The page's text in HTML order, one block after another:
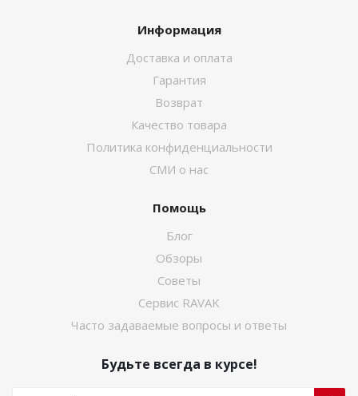
Информация
Доставка и оплата
Гарантия
Возврат
Качество товара
Политика конфиденциальности
СМИ о нас
Помощь
Блог
Обзоры
Советы
Сервис RAVAK
Часто задаваемые вопросы и ответы
Будьте всегда в курсе!